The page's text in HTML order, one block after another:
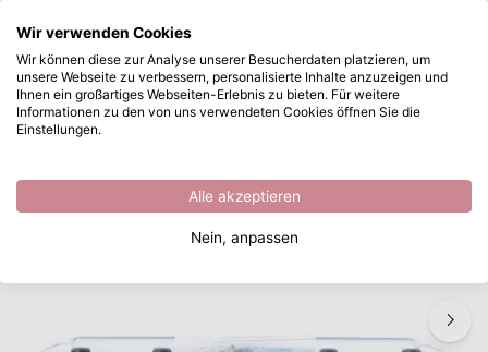
Zum Hauptinhalt springen
Sofort ab Lager lieferbar Ecoline • Flüssige Wasserfarbe Set Primär 5x30ml
/ Aquarellfarbe / Ecoline • Flüssige Wasserfarbe Set Primär 5x30ml
Wonach suchen Sie?
Wir verwenden Cookies
Wir können diese zur Analyse unserer Besucherdaten platzieren, um
unsere Webseite zu verbessern, personalisierte Inhalte anzuzeigen und
Ihnen ein großartiges Webseiten-Erlebnis zu bieten. Für weitere
Informationen zu den von uns verwendeten Cookies öffnen Sie die
Einstellungen.
Alle akzeptieren
Nein, anpassen